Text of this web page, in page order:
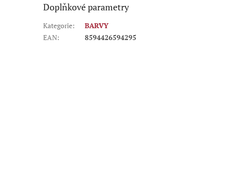
Doplňkové parametry
Kategorie:
BARVY
EAN: 8594426594295